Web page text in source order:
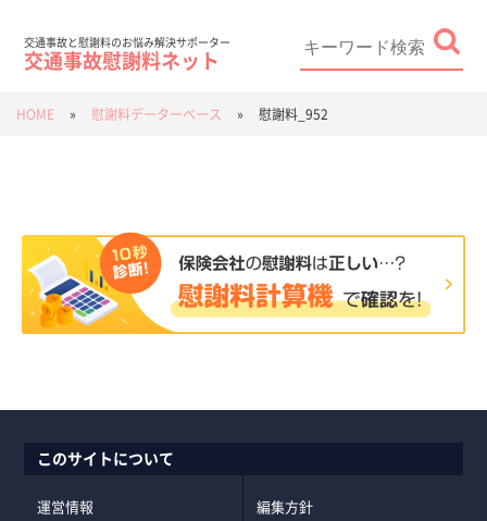
交通事故と慰謝料のお悩み解決サポーター
交通事故慰謝料ネット
HOME » 慰謝料データーベース » 慰謝料_952
このサイトについて
運営情報 編集方針